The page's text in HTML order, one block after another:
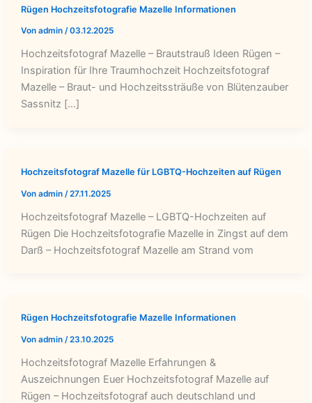
Rügen Hochzeitsfotografie Mazelle Informationen
Von admin /03.12.2025
Hochzeitsfotograf Mazelle – Brautstrauß Ideen Rügen –
Inspiration für Ihre Traumhochzeit Hochzeitsfotograf
Mazelle – Braut- und Hochzeitssträuße von Blütenzauber
Sassnitz […]
Hochzeitsfotograf Mazelle für LGBTQ-Hochzeiten auf Rügen
Von admin /27.11.2025
Hochzeitsfotograf Mazelle – LGBTQ-Hochzeiten auf
Rügen Die Hochzeitsfotografie Mazelle in Zingst auf dem
Darß – Hochzeitsfotograf Mazelle am Strand vom
Rügen Hochzeitsfotografie Mazelle Informationen
Von admin /23.10.2025
Hochzeitsfotograf Mazelle Erfahrungen &
Auszeichnungen Euer Hochzeitsfotograf Mazelle auf
Rügen – Hochzeitsfotograf auch deutschland und